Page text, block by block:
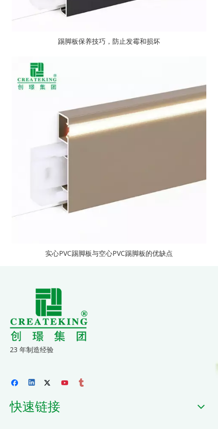
踢脚板保养技巧，防止发霉和损坏
实心PVC踢脚板与空心PVC踢脚板的优缺点
23 年制造经验
快速链接